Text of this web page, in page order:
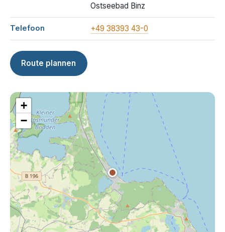
Ostseebad Binz
Telefoon +49 38393 43-0
Route plannen
+
−